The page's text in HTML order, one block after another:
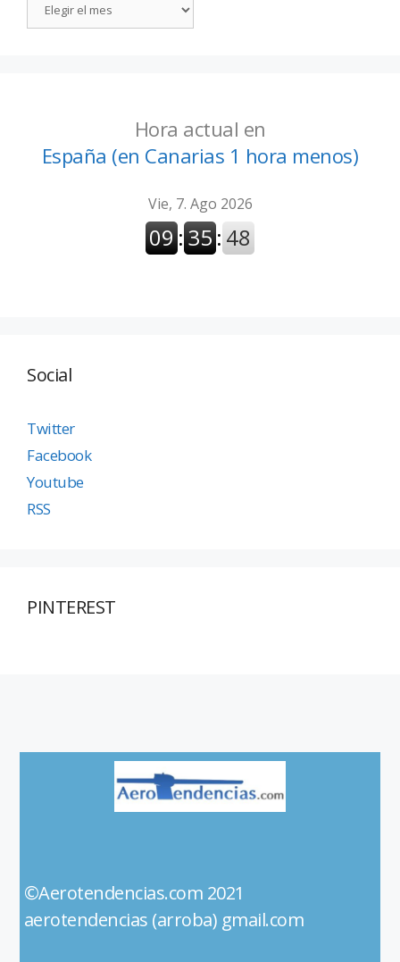
Hora actual en
España (en Canarias 1 hora menos)
Social
Twitter
Facebook
Youtube
RSS
PINTEREST
©Aerotendencias.com 2021
aerotendencias (arroba) gmail.com